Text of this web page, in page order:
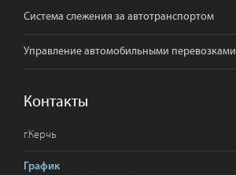
Система слежения за автотранспортом
Управление автомобильными перевозками
Контакты
г.Керчь
График